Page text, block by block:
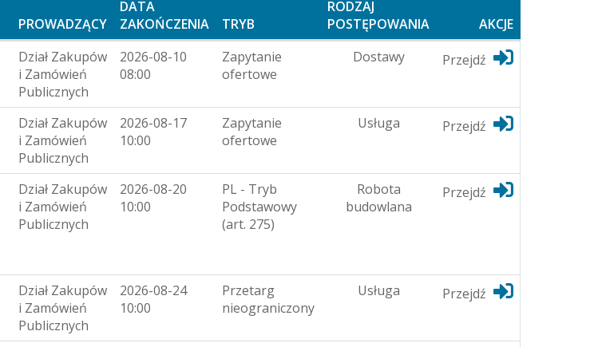
PROWADZĄCY
DATA
ZAKOŃCZENIA
TRYB
RODZAJ
POSTĘPOWANIA
AKCJE
Dział Zakupów
i Zamówień
Publicznych
2026-08-10
08:00
Zapytanie
ofertowe
Dostawy Przejdź
Dział Zakupów
i Zamówień
Publicznych
2026-08-17
10:00
Zapytanie
ofertowe
Usługa Przejdź
Dział Zakupów
i Zamówień
Publicznych
2026-08-20
10:00
PL - Tryb
Podstawowy
(art. 275)
Robota
budowlana
Przejdź
Dział Zakupów
i Zamówień
Publicznych
2026-08-24
10:00
Przetarg
nieograniczony
Usługa Przejdź